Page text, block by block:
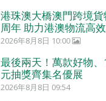
港珠澳大橋澳門跨境
周年 助力港澳物流高
2026年8月8日 10:00
最後兩天！萬款好物
元抽獎齊集名優展
2026年8月8日 09:54